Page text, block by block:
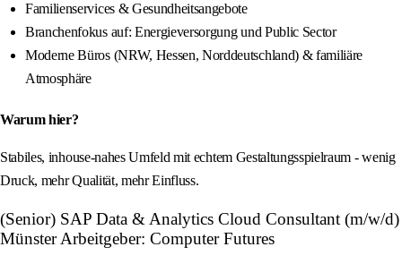
Familienservices & Gesundheitsangebote
Branchenfokus auf: Energieversorgung und Public Sector
Moderne Büros (NRW, Hessen, Norddeutschland) & familiäre
Atmosphäre
Warum hier?
Stabiles, inhouse-nahes Umfeld mit echtem Gestaltungsspielraum - wenig
Druck, mehr Qualität, mehr Einfluss.
(Senior) SAP Data & Analytics Cloud Consultant (m/w/d)
Münster Arbeitgeber: Computer Futures